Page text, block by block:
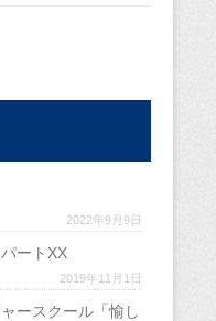
2022年9月9日
ートXX
2019年11月1日
ースクール「愉し